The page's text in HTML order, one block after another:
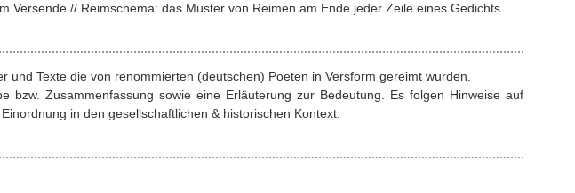
// Reimschema: das Muster von Reimen am Ende jeder Zeile eines Gedichts.
Texte die von renommierten (deutschen) Poeten in Versform gereimt wurden.
Zusammenfassung sowie eine Erläuterung zur Bedeutung. Es folgen Hinweise auf
in den gesellschaftlichen & historischen Kontext.